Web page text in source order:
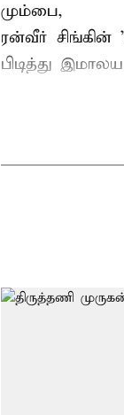
மும்பை,
ரன்வீர் சிங்கின்
பிடித்து